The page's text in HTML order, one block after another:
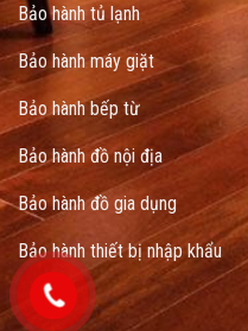
Bảo hành tủ lạnh
Bảo hành máy giặt
Bảo hành bếp từ
Bảo hành đồ nội địa
Bảo hành đồ gia dụng
Bảo hành thiết bị nhập khẩu